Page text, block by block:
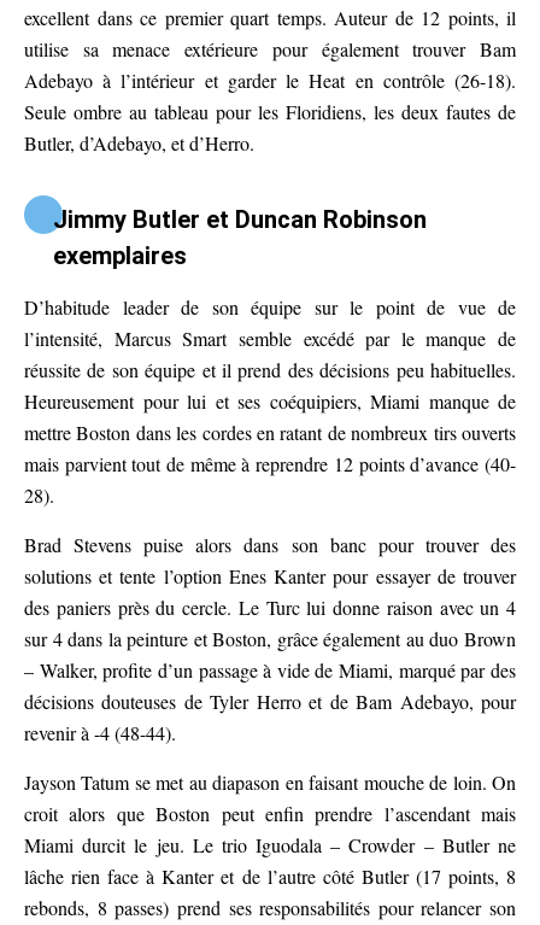
excellent dans ce premier quart temps. Auteur de 12 points, il
utilise sa menace extérieure pour également trouver Bam
Adebayo à l’intérieur et garder le Heat en contrôle (26-18).
Seule ombre au tableau pour les Floridiens, les deux fautes de
Butler, d’Adebayo, et d’Herro.
Jimmy Butler et Duncan Robinson
exemplaires
D’habitude leader de son équipe sur le point de vue de
l’intensité, Marcus Smart semble excédé par le manque de
réussite de son équipe et il prend des décisions peu habituelles.
Heureusement pour lui et ses coéquipiers, Miami manque de
mettre Boston dans les cordes en ratant de nombreux tirs ouverts
mais parvient tout de même à reprendre 12 points d’avance (40-
28).
Brad Stevens puise alors dans son banc pour trouver des
solutions et tente l’option Enes Kanter pour essayer de trouver
des paniers près du cercle. Le Turc lui donne raison avec un 4
sur 4 dans la peinture et Boston, grâce également au duo Brown
– Walker, profite d’un passage à vide de Miami, marqué par des
décisions douteuses de Tyler Herro et de Bam Adebayo, pour
revenir à -4 (48-44).
Jayson Tatum se met au diapason en faisant mouche de loin. On
croit alors que Boston peut enfin prendre l’ascendant mais
Miami durcit le jeu. Le trio Iguodala – Crowder – Butler ne
lâche rien face à Kanter et de l’autre côté Butler (17 points, 8
rebonds, 8 passes) prend ses responsabilités pour relancer son